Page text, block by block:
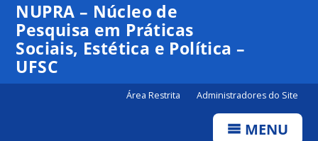
NUPRA – Núcleo de
Pesquisa em Práticas
Sociais, Estética e Política –
UFSC
Área Restrita Administradores do Site
MENU